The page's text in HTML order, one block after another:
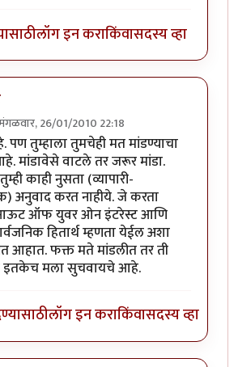
लॉग इन कराकिंवासदस्य व्हा
26/01/2010 22:18
मूळ लेखकांच्या 'ताजमहाला'ला माझी 'वीट'
तुम्हाला तुमचेही मत मांडण्याचा
मांडावेसे वाटले तर जरूर मांडा.
काही नुसता (व्यापारी-
अनुवाद करत नाहीये. जे करता
ऑफ युवर ओन इंटरेस्ट आणि
हितार्थ म्हणता येईल अशा
आहात. फक्त मते मांडलीत तर ती
इतकेच मला सुचवायचे आहे.
लॉग इन कराकिंवासदस्य व्हा